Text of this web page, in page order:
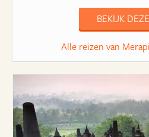
BEKIJK
Alle reizen van